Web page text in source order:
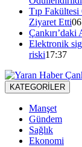
Tıp Fakültesi
Ziyaret Etti
Elektronik
riski17:37
KATEGORİLER
Manşet
Gündem
Sağlık
Ekonomi